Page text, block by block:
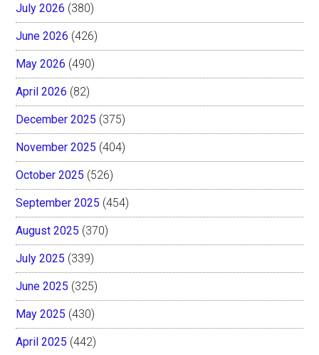
July 2026 (380)
June 2026 (426)
May 2026 (490)
April 2026 (82)
December 2025 (375)
November 2025 (404)
October 2025 (526)
September 2025 (454)
August 2025 (370)
July 2025 (339)
June 2025 (325)
May 2025 (430)
April 2025 (442)